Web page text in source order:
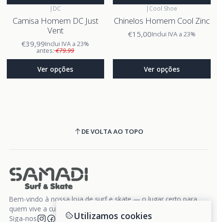
| DC
Camisa Homem DC Just
Vent
€39,99Inclui IVA a 23%
antes:€79.99
Ver opções
| Cool Shoe
Chinelos Homem Cool Zinc
€15,00Inclui IVA a 23%
Ver opções
DE VOLTA AO TOPO
Bem-vindo à nossa loja de surf e skate — o lugar certo para
quem vive a cultura da liberdade sobre rodas e ondas.
Siga-nos
Utilizamos cookies